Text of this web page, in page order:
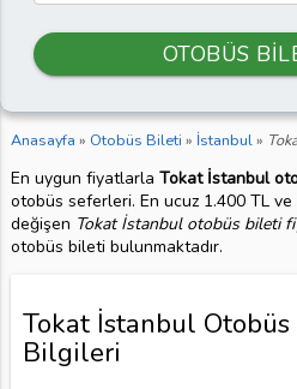
OTOBÜS
Anasayfa » Otobüs Bileti » İstanbul»
En uygun fiyatlarla Tokat İstanbul
otobüs seferleri. En ucuz 1.400 TL ve
değişen Tokat İstanbul otobüs bileti
otobüs bileti bulunmaktadır.
Tokat İstanbul Otobüs
Bilgileri